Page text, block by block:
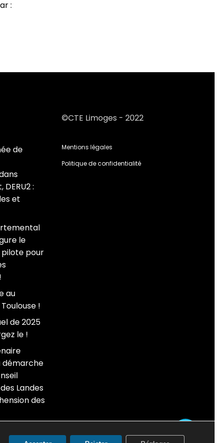
:
de
DERU2 :
et
le
pilote pour
au
!
de 2025
le !
démarche
Landes
des
©CTE Limoges - 2022
Mentions légales
Politique de confidentialité